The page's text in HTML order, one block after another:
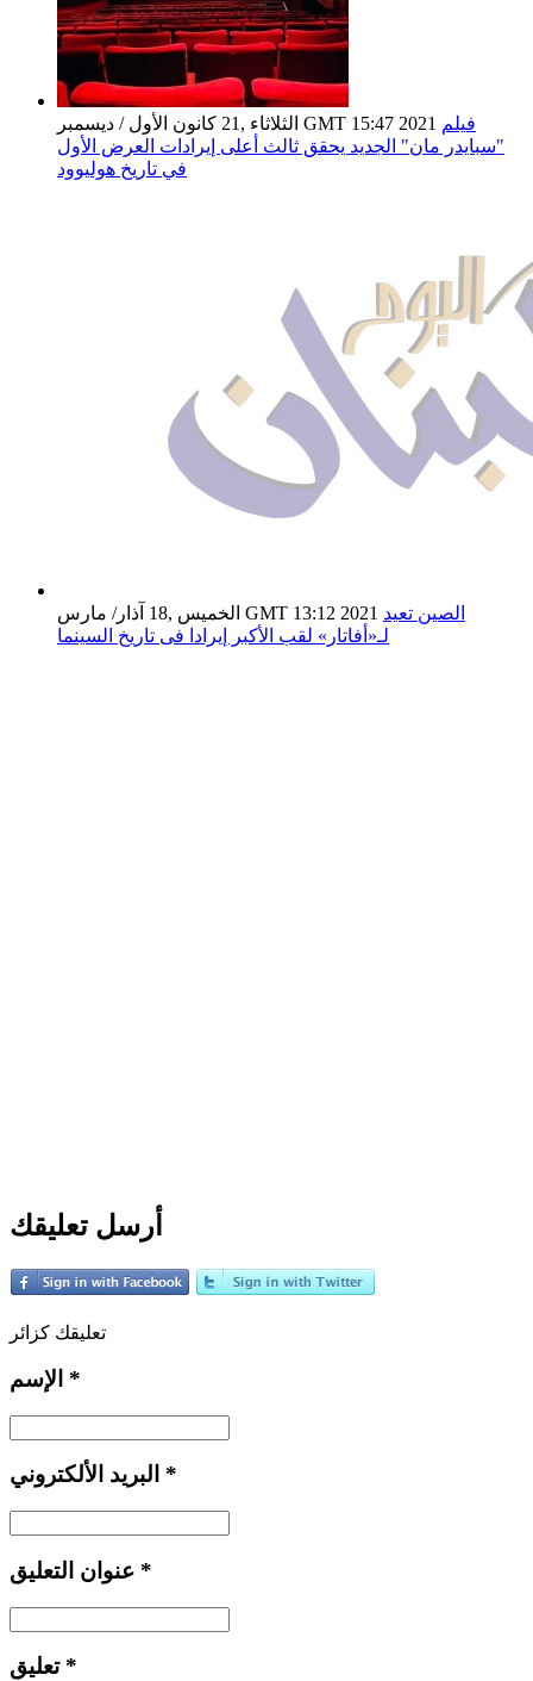
الثلاثاء ,21 كانون الأول / ديسمبر GMT 15:47 2021 فيلم
"سبايدر مان" الجديد يحقق ثالث أعلى إيرادات العرض الأول
في تاريخ هوليوود
الخميس ,18 آذار/ مارس GMT 13:12 2021 الصين تعيد
لـ«أفاتار» لقب الأكبر إيرادا فى تاريخ السينما
أرسل تعليقك
تعليقك كزائر
*
*
*
تعليق *